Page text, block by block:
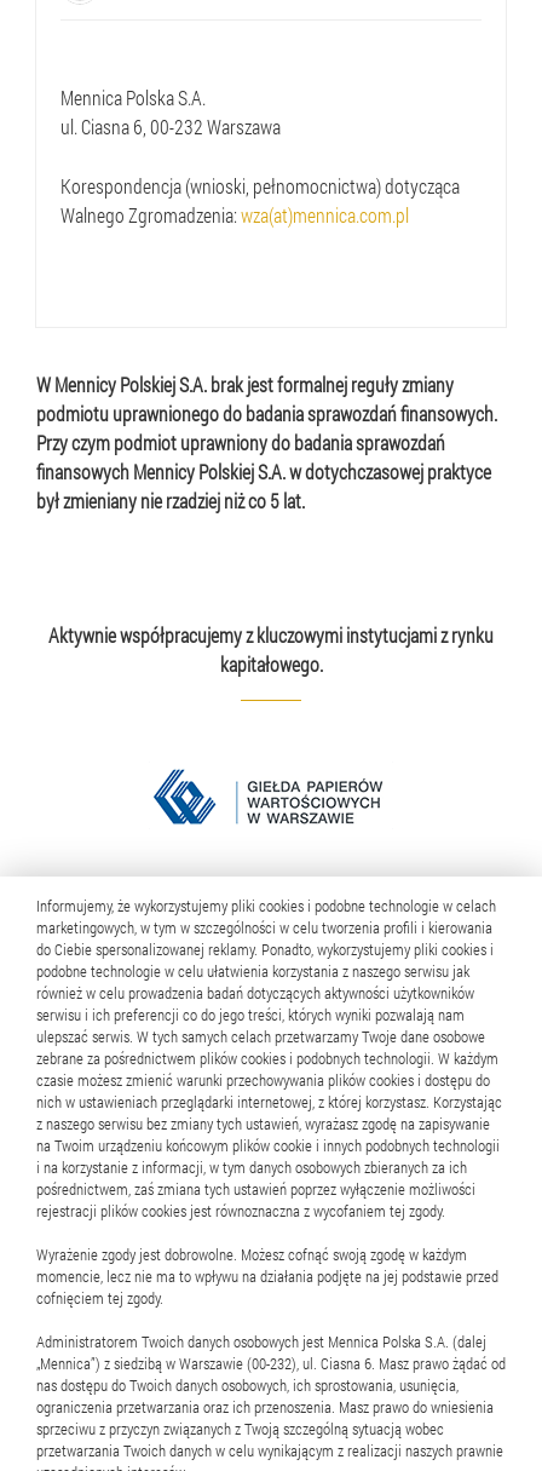
Informujemy, że wykorzystujemy pliki cookies i podobne technologie w celach
marketingowych, w tym w szczególności w celu tworzenia profili i kierowania
do Ciebie spersonalizowanej reklamy. Ponadto, wykorzystujemy pliki cookies i
podobne technologie w celu ułatwienia korzystania z naszego serwisu jak
również w celu prowadzenia badań dotyczących aktywności użytkowników
serwisu i ich preferencji co do jego treści, których wyniki pozwalają nam
ulepszać serwis. W tych samych celach przetwarzamy Twoje dane osobowe
zebrane za pośrednictwem plików cookies i podobnych technologii. W każdym
czasie możesz zmienić warunki przechowywania plików cookies i dostępu do
nich w ustawieniach przeglądarki internetowej, z której korzystasz. Korzystając
z naszego serwisu bez zmiany tych ustawień, wyrażasz zgodę na zapisywanie
na Twoim urządzeniu końcowym plików cookie i innych podobnych technologii
i na korzystanie z informacji, w tym danych osobowych zbieranych za ich
pośrednictwem, zaś zmiana tych ustawień poprzez wyłączenie możliwości
rejestracji plików cookies jest równoznaczna z wycofaniem tej zgody.
Wyrażenie zgody jest dobrowolne. Możesz cofnąć swoją zgodę w każdym
momencie, lecz nie ma to wpływu na działania podjęte na jej podstawie przed
cofnięciem tej zgody.
Administratorem Twoich danych osobowych jest Mennica Polska S.A. (dalej
„Mennica”) z siedzibą w Warszawie (00-232), ul. Ciasna 6. Masz prawo żądać od
nas dostępu do Twoich danych osobowych, ich sprostowania, usunięcia,
ograniczenia przetwarzania oraz ich przenoszenia. Masz prawo do wniesienia
sprzeciwu z przyczyn związanych z Twoją szczególną sytuacją wobec
przetwarzania Twoich danych w celu wynikającym z realizacji naszych prawnie
Mennica Polska S.A.
ul. Ciasna 6, 00-232 Warszawa
Korespondencja (wnioski, pełnomocnictwa) dotycząca
Walnego Zgromadzenia:wza(at)mennica.com.pl
W Mennicy Polskiej S.A. brak jest formalnej reguły zmiany
podmiotu uprawnionego do badania sprawozdań finansowych.
Przy czym podmiot uprawniony do badania sprawozdań
finansowych Mennicy Polskiej S.A. w dotychczasowej praktyce
był zmieniany nie rzadziej niż co 5 lat.
Aktywnie współpracujemy z kluczowymi instytucjami z rynku
kapitałowego.